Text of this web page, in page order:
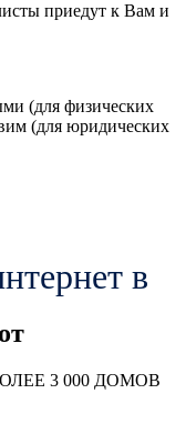
приедут к Вам и
(для физических
(для юридических
в
3 000 ДОМОВ
57